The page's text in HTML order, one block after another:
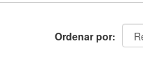
Ordenar por